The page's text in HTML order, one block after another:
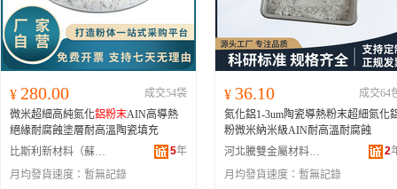
¥ 280.00
成交54袋
微米超細高純氮化鋁粉末AIN高導熱
絕緣耐腐蝕塗層耐高溫陶瓷填充
比斯利新材料（蘇州）有限公司
5年
月均發貨速度： 暫無記錄
¥ 36.10
成交64
氮化鋁1-3um陶瓷導熱粉末超細氮化
粉微米納米級AIN耐高溫耐腐蝕
河北騰雙金屬材料有限公司
2
月均發貨速度： 暫無記錄